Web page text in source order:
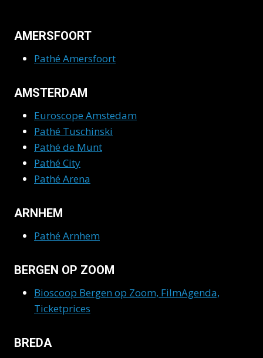
AMERSFOORT
Pathé Amersfoort
AMSTERDAM
Euroscope Amstedam
Pathé Tuschinski
Pathé de Munt
Pathé City
Pathé Arena
ARNHEM
Pathé Arnhem
BERGEN OP ZOOM
Bioscoop Bergen op Zoom, FilmAgenda,
Ticketprices
BREDA